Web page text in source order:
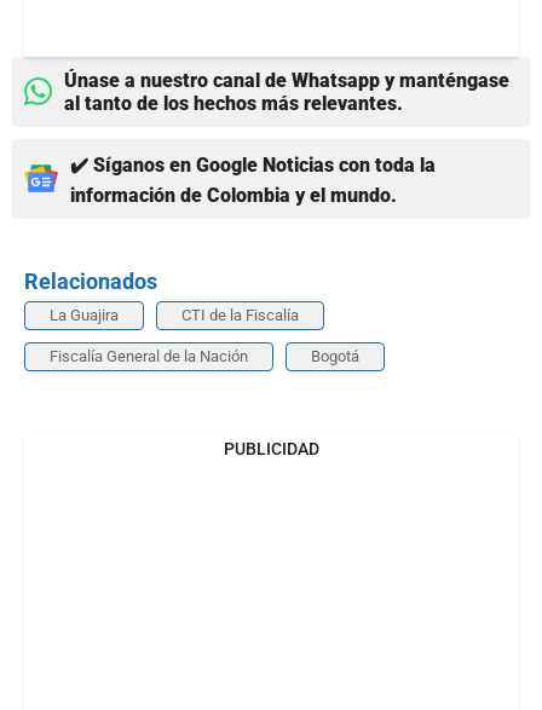
Únase a nuestro canal de Whatsapp y manténgase
al tanto de los hechos más relevantes.
✔️ Síganos en Google Noticias con toda la
información de Colombia y el mundo.
Relacionados
La Guajira CTI de la Fiscalía
Fiscalía General de la Nación Bogotá
PUBLICIDAD